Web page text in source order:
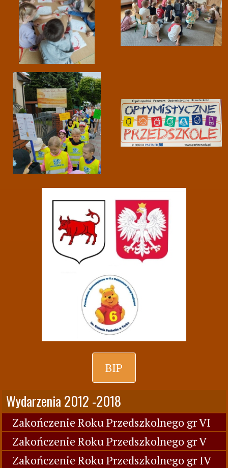
BIP
Wydarzenia 2012 -2018
Zakończenie Roku Przedszkolnego gr VI
Zakończenie Roku Przedszkolnego gr V
Zakończenie Roku Przedszkolnego gr IV